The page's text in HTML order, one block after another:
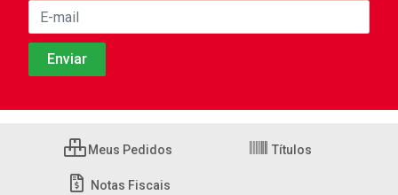
Meus Pedidos Títulos
Notas Fiscais